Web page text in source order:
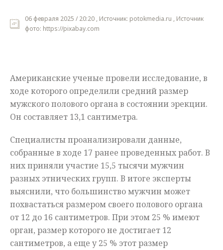
Мнения
06 февраля 2025 / 20:20 , Источник: potokmedia.ru , Источник
фото: https://pixabay.com
Американские ученые провели исследование, в
ходе которого определили средний размер
мужского полового органа в состоянии эрекции.
Он составляет 13,1 сантиметра.
Специалисты проанализировали данные,
собранные в ходе 17 ранее проведенных работ. В
них приняли участие 15,5 тысячи мужчин
разных этнических групп. В итоге эксперты
выяснили, что большинство мужчин может
похвастаться размером своего полового органа
от 12 до 16 сантиметров. При этом 25 % имеют
орган, размер которого не достигает 12
сантиметров, а еще у 25 % этот размер